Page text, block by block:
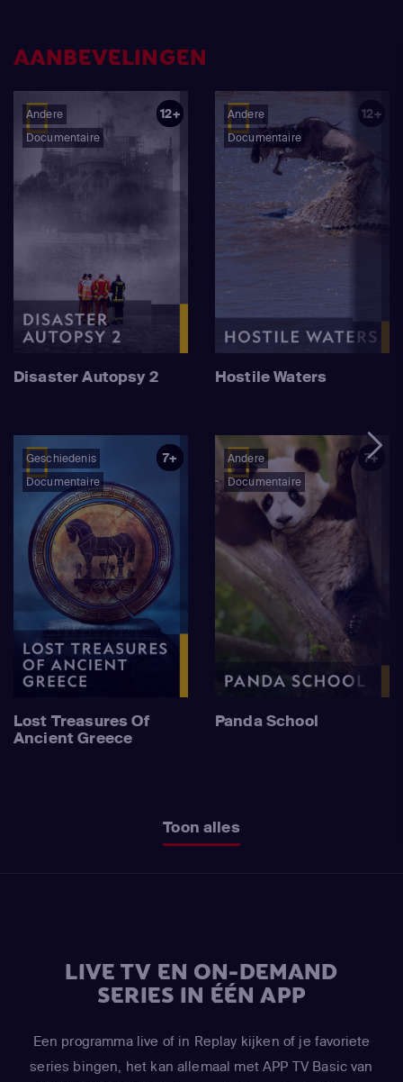
AANBEVELINGEN
Andere
Documentaire
12+
Disaster Autopsy 2
Andere
Documentaire
12+
Hostile Waters
Geschiedenis
Documentaire
7+
Lost Treasures Of
Ancient Greece
Andere
Documentaire
7+
Panda School
Toon alles
LIVE TV EN ON-DEMAND
SERIES IN ÉÉN APP
Een programma live of in Replay kijken of je favoriete
series bingen, het kan allemaal met APP TV Basic van